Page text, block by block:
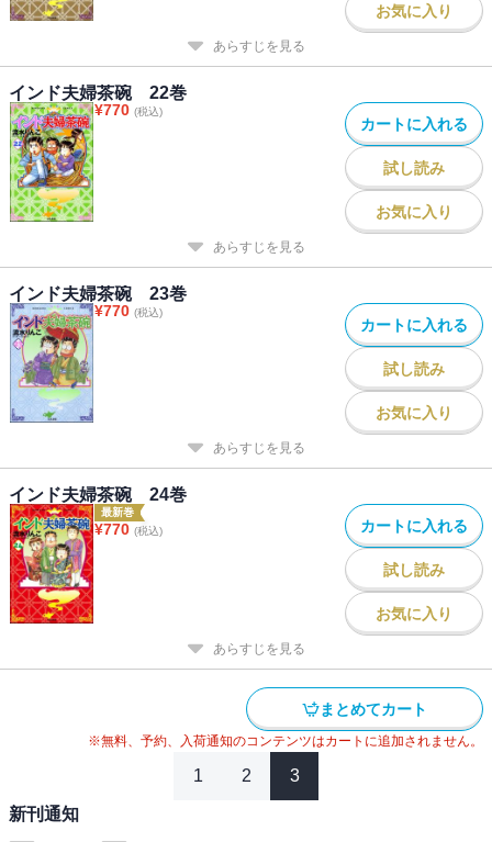
お気に入り
あらすじを見る
インド夫婦茶碗 22巻
¥770 (税込)
カートに入れる
試し読み
お気に入り
あらすじを見る
インド夫婦茶碗 23巻
¥770 (税込)
カートに入れる
試し読み
お気に入り
あらすじを見る
インド夫婦茶碗 24巻
最新巻
¥770 (税込) カートに入れる
試し読み
お気に入り
あらすじを見る
まとめてカート
※無料、予約、入荷通知のコンテンツはカートに追加されません。
1 2 3
新刊通知